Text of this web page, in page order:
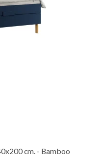
cm. - Bamboo